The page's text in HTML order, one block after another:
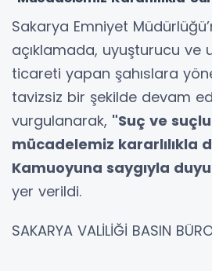
Sakarya Emniyet
açıklamada, uyuşturucu ve
ticareti yapan şahıslara
tavizsiz bir şekilde devam
vurgulanarak, "Suç ve
mücadelemiz kararlılıkla
Kamuoyuna saygıyla
yer verildi.
SAKARYA VALİLİĞİ BASIN